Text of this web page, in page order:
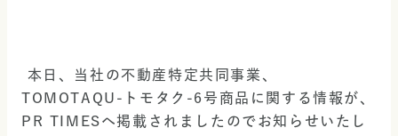
TOMOTAQU-トモタク-6号商品に関する情報が、
PR TIMESへ掲載されましたのでお知らせいたし